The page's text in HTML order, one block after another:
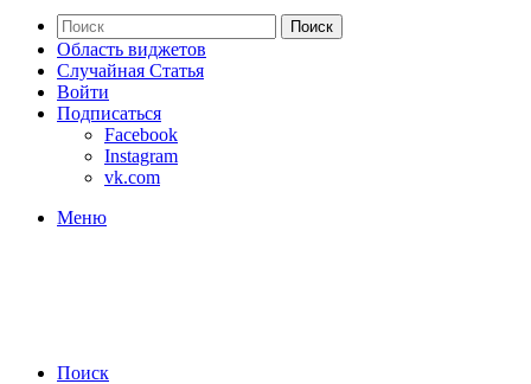
Поиск
Область виджетов
Случайная Статья
Войти
Подписаться
Facebook
Instagram
vk.com
Меню
Поиск